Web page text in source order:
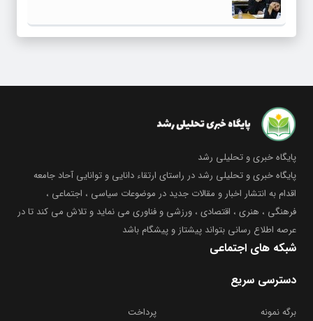
پایگاه خبری و تحلیلی رشد
پایگاه خبری و تحلیلی رشد در راستای ارتقاء دانایی و توانایی آحاد جامعه
اقدام به انتشار اخبار و مقالات جدید در موضوعات سیاسی ، اجتماعی ،
فرهنگی ، هنری ، اقتصادی ، ورزشی و فناوری می نماید و تلاش می کند تا در
عرصه اطلاع رسانی بتواند پیشتاز و پیشگام باشد
شبکه های اجتماعی
دسترسی سریع
برگه نمونه
پرداخت